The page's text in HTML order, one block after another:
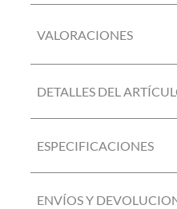
VALORACIONES
DETALLES DEL
ESPECIFICACIONES
ENVÍOS Y